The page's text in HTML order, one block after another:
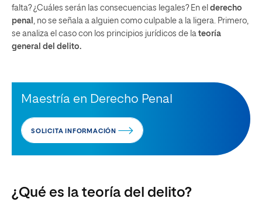
falta? ¿Cuáles serán las consecuencias legales? En el derecho
penal
, no se señala a alguien como culpable a la ligera. Primero,
se analiza el caso con los principios jurídicos de la teoría
general del delito.
Maestría en Derecho Penal
SOLICITA INFORMACIÓN
¿Qué es la teoría del delito?